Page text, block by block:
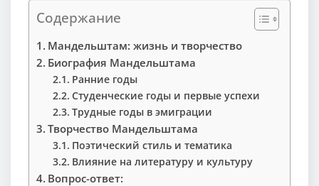
Содержание
Мандельштам: жизнь и творчество
Биография Мандельштама
Ранние годы
Студенческие годы и первые успехи
Трудные годы в эмиграции
Творчество Мандельштама
Поэтический стиль и тематика
Влияние на литературу и культуру
Вопрос-ответ: